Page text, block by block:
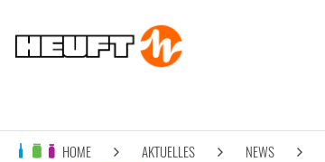
HOME AKTUELLES NEWS